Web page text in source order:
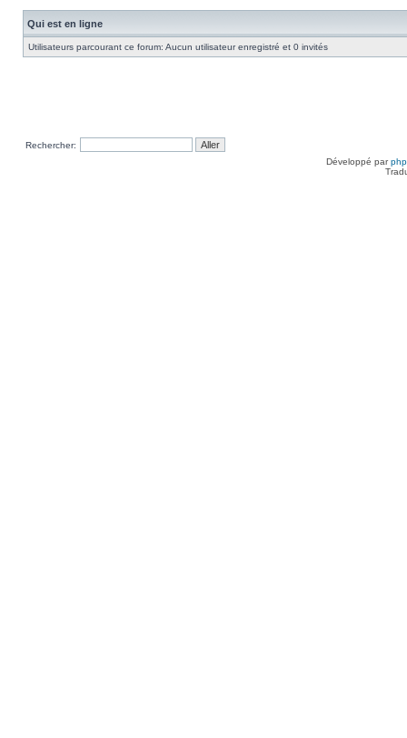
Qui est en ligne
Utilisateurs parcourant ce forum: Aucun utilisateur enregistré et 0 invités
Rechercher:
Développé par